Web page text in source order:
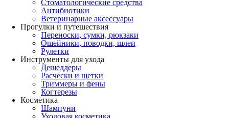
Стоматологические средства
Антибиотики
Ветеринарные аксессуары
Прогулки и путешествия
Переноски, сумки, рюкзаки
Ошейники, поводки, шлеи
Рулетки
Инструменты для ухода
Дешеддеры
Расчески и щетки
Триммеры и фены
Когтерезы
Косметика
Шампуни
Уходовая косметика